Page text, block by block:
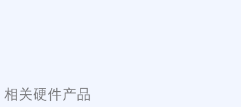
相关硬件产品